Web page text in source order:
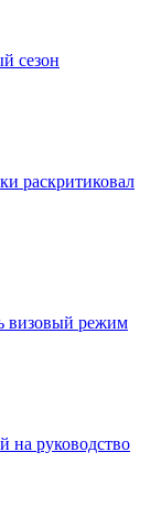
сезон
раскритиковал
визовый режим
на руководство